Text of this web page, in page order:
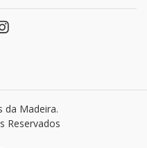
da Madeira.
Reservados